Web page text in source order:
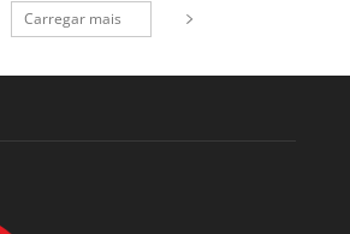
Carregar mais